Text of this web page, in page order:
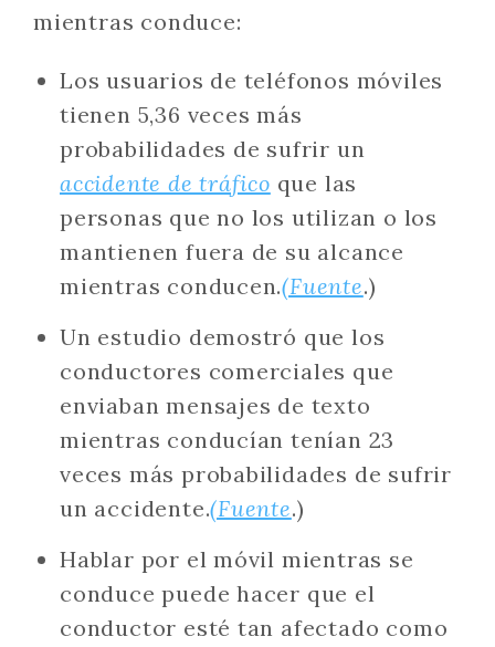
mientras conduce:
Los usuarios de teléfonos móviles
tienen 5,36 veces más
probabilidades de sufrir un
accidente de tráfico que las
personas que no los utilizan o los
mantienen fuera de su alcance
mientras conducen.(Fuente.)
Un estudio demostró que los
conductores comerciales que
enviaban mensajes de texto
mientras conducían tenían 23
veces más probabilidades de sufrir
un accidente.(Fuente.)
Hablar por el móvil mientras se
conduce puede hacer que el
conductor esté tan afectado como